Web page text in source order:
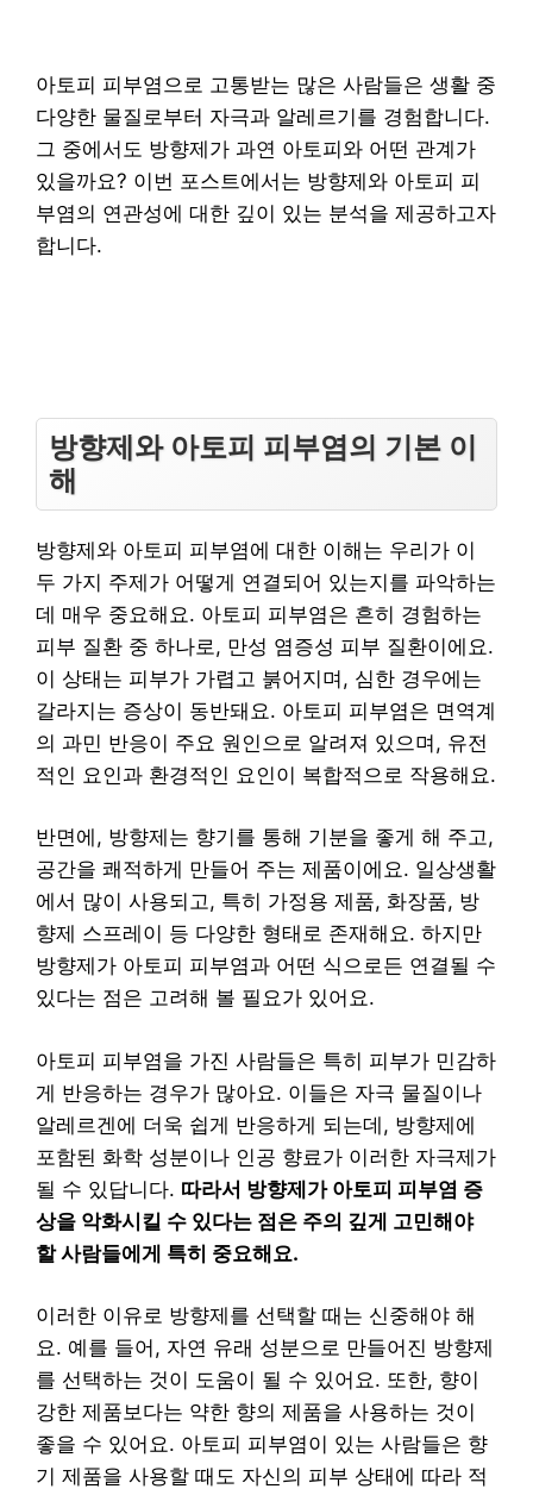
아토피 피부염으로 고통받는 많은 사람들은 생활 중
다양한 물질로부터 자극과 알레르기를 경험합니다.
그 중에서도 방향제가 과연 아토피와 어떤 관계가
있을까요? 이번 포스트에서는 방향제와 아토피 피
부염의 연관성에 대한 깊이 있는 분석을 제공하고자
합니다.
방향제와 아토피 피부염의 기본 이
해
방향제와 아토피 피부염에 대한 이해는 우리가 이
두 가지 주제가 어떻게 연결되어 있는지를 파악하는
데 매우 중요해요. 아토피 피부염은 흔히 경험하는
피부 질환 중 하나로, 만성 염증성 피부 질환이에요.
이 상태는 피부가 가렵고 붉어지며, 심한 경우에는
갈라지는 증상이 동반돼요. 아토피 피부염은 면역계
의 과민 반응이 주요 원인으로 알려져 있으며, 유전
적인 요인과 환경적인 요인이 복합적으로 작용해요.
반면에, 방향제는 향기를 통해 기분을 좋게 해 주고,
공간을 쾌적하게 만들어 주는 제품이에요. 일상생활
에서 많이 사용되고, 특히 가정용 제품, 화장품, 방
향제 스프레이 등 다양한 형태로 존재해요. 하지만
방향제가 아토피 피부염과 어떤 식으로든 연결될 수
있다는 점은 고려해 볼 필요가 있어요.
아토피 피부염을 가진 사람들은 특히 피부가 민감하
게 반응하는 경우가 많아요. 이들은 자극 물질이나
알레르겐에 더욱 쉽게 반응하게 되는데, 방향제에
포함된 화학 성분이나 인공 향료가 이러한 자극제가
될 수 있답니다. 따라서 방향제가 아토피 피부염 증
상을 악화시킬 수 있다는 점은 주의 깊게 고민해야
할 사람들에게 특히 중요해요.
이러한 이유로 방향제를 선택할 때는 신중해야 해
요. 예를 들어, 자연 유래 성분으로 만들어진 방향제
를 선택하는 것이 도움이 될 수 있어요. 또한, 향이
강한 제품보다는 약한 향의 제품을 사용하는 것이
좋을 수 있어요. 아토피 피부염이 있는 사람들은 향
기 제품을 사용할 때도 자신의 피부 상태에 따라 적